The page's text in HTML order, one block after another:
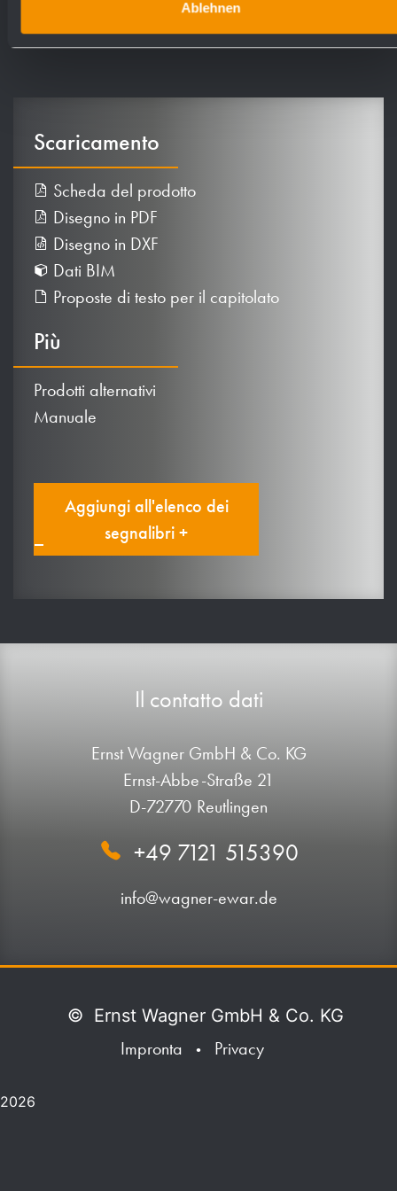
Ablehnen
Scaricamento
Scheda del prodotto
Disegno in PDF
Disegno in DXF
Dati BIM
Proposte di testo per il capitolato
Più
Prodotti alternativi
Manuale
Aggiungi all'elenco dei
segnalibri +
Il contatto dati
Ernst Wagner GmbH & Co. KG
Ernst-Abbe-Straße 21
D-72770 Reutlingen
+49 7121 515390
info@wagner-ewar.de
© Ernst Wagner GmbH & Co. KG
Impronta
• Privacy
2026